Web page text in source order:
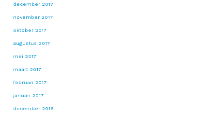
december 2017
november 2017
oktober 2017
augustus 2017
mei 2017
maart 2017
februari 2017
januari 2017
december 2016